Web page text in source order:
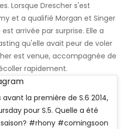
Lorsque Drescher s'est
et a qualifié Morgan et Singer
arrivée par surprise. Elle a
qu'elle avait peur de voler
est venue, accompagnée de
rapidement.
la première de S.6 2014,
pour S.5. Quelle a été
#rhony #comingsoon